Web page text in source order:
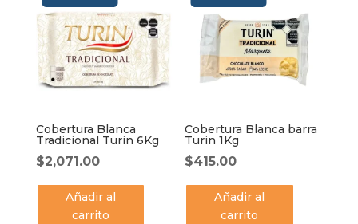
Cobertura Blanca
Tradicional Turin 6Kg
$2,071.00
Añadir al
carrito
Cobertura Blanca barra
Turin 1Kg
$415.00
Añadir al
carrito